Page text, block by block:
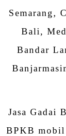
Semarang,
Bali,
Bandar
Jasa Gadai
BPKB